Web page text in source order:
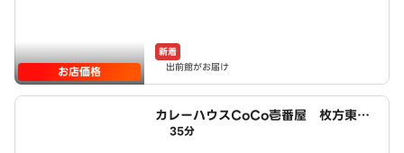
お店価格
新着
出前館がお届け
カレーハウスCoCo壱番屋 枚方東香
里店（SD）
35分